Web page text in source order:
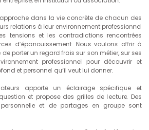
dans la vie concrète de chacun des
relations à leur environnement professionnel
tensions et les contradictions rencontrées
d’épanouissement. Nous voulons offrir à
porter un regard frais sur son métier, sur ses
professionnel pour découvrir et
et personnel qu’il veut lui donner.
apporte un éclairage spécifique et
et propose des grilles de lecture. Des
et de partages en groupe sont